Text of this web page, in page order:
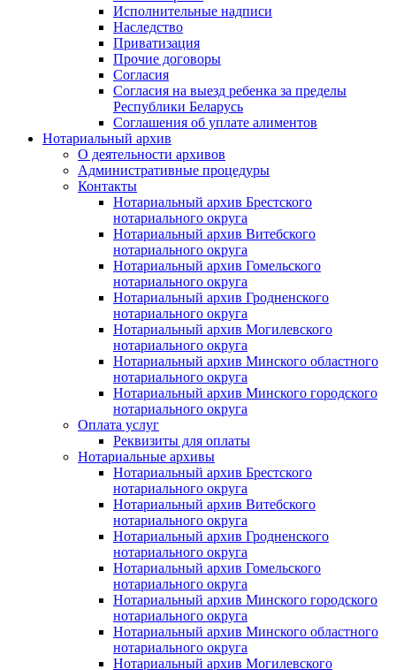
Исполнительные надписи
Наследство
Приватизация
Прочие договоры
Согласия
Согласия на выезд ребенка за пределы
Республики Беларусь
Соглашения об уплате алиментов
Нотариальный архив
О деятельности архивов
Административные процедуры
Контакты
Нотариальный архив Брестского
нотариального округа
Нотариальный архив Витебского
нотариального округа
Нотариальный архив Гомельского
нотариального округа
Нотариальный архив Гродненского
нотариального округа
Нотариальный архив Могилевского
нотариального округа
Нотариальный архив Минского областного
нотариального округа
Нотариальный архив Минского городского
нотариального округа
Оплата услуг
Реквизиты для оплаты
Нотариальные архивы
Нотариальный архив Брестского
нотариального округа
Нотариальный архив Витебского
нотариального округа
Нотариальный архив Гродненского
нотариального округа
Нотариальный архив Гомельского
нотариального округа
Нотариальный архив Минского городского
нотариального округа
Нотариальный архив Минского областного
нотариального округа
Нотариальный архив Могилевского